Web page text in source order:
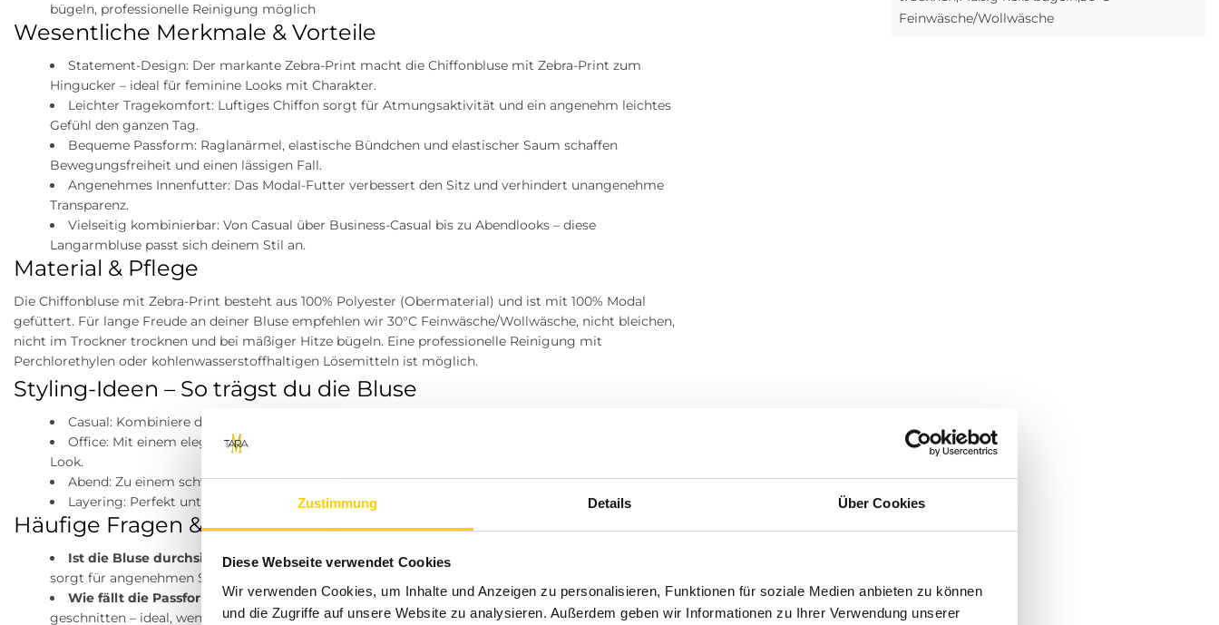
Zustimmung Details Über Cookies
Diese Webseite verwendet Cookies
Wir verwenden Cookies, um Inhalte und Anzeigen zu personalisieren, Funktionen für soziale Medien anbieten zu können
und die Zugriffe auf unsere Website zu analysieren. Außerdem geben wir Informationen zu Ihrer Verwendung unserer
Feinwäsche/Wollwäsche
bügeln, professionelle Reinigung möglich
Wesentliche Merkmale & Vorteile
Statement-Design: Der markante Zebra-Print macht die Chiffonbluse mit Zebra-Print zum
Hingucker – ideal für feminine Looks mit Charakter.
Leichter Tragekomfort: Luftiges Chiffon sorgt für Atmungsaktivität und ein angenehm leichtes
Gefühl den ganzen Tag.
Bequeme Passform: Raglanärmel, elastische Bündchen und elastischer Saum schaffen
Bewegungsfreiheit und einen lässigen Fall.
Angenehmes Innenfutter: Das Modal-Futter verbessert den Sitz und verhindert unangenehme
Transparenz.
Vielseitig kombinierbar: Von Casual über Business-Casual bis zu Abendlooks – diese
Langarmbluse passt sich deinem Stil an.
Material & Pflege
Die Chiffonbluse mit Zebra-Print besteht aus 100% Polyester (Obermaterial) und ist mit 100% Modal
gefüttert. Für lange Freude an deiner Bluse empfehlen wir 30°C Feinwäsche/Wollwäsche, nicht bleichen,
nicht im Trockner trocknen und bei mäßiger Hitze bügeln. Eine professionelle Reinigung mit
Perchlorethylen oder kohlenwasserstoffhaltigen Lösemitteln ist möglich.
Styling-Ideen – So trägst du die Bluse
Casual: Kombiniere die Bluse mit Jeans und Sneakern für einen entspannten Alltagslook.
Office: Mit einem eleganten Blazer und einer Stoffhose entsteht ein moderner Business-Casual-
Look.
Abend: Zu einem schwarzen Rock und Heels wird die Raglanbluse zum schicken Statement-Teil.
Layering: Perfekt unter Strick oder Lederjacke – die Bluse sorgt für Textur und Muster.
Häufige Fragen & Antworten
Ist die Bluse durchsichtig?Das Chiffon ist leicht, das Modal-Futter reduziert Transparenz und
sorgt für angenehmen Sitz.
Wie fällt die Passform aus? Durch Raglanärmel und elastische Bündchen ist die Bluse leger
geschnitten – ideal, wenn du einen entspannten Look magst.